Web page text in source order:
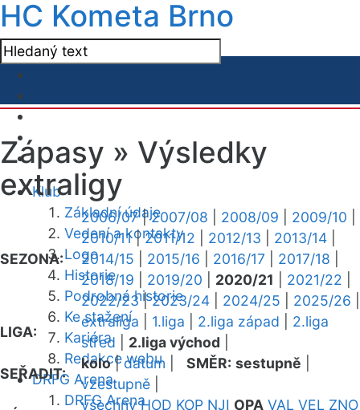
HC Kometa Brno
Klub
Základní údaje
Vedení a kontakty
Logo
Historie
Podrobná historie
Ke stažení
Kariéra
Redakce webu
DRFG Arena
DRFG Arena
Zápasy » Výsledky
extraligy
SEZONA:
2006/07|2007/08 2008/09 2009/10
2010/11|2011/12 2012/13 2013/14
2014/15
2015/16 2016/17 2017/18
2018/19
2019/20 2020/21 2021/22
2022/23|2023/24 2024/25 2025/26
LIGA:
extraliga 1.liga 2.liga západ
2.liga
střed
2.liga východ
SEŘADIT:
kolo|datum SMĚR: sestupně
vzestupně
všechny HOD KOP NJI OPA VAL VEL ZNO